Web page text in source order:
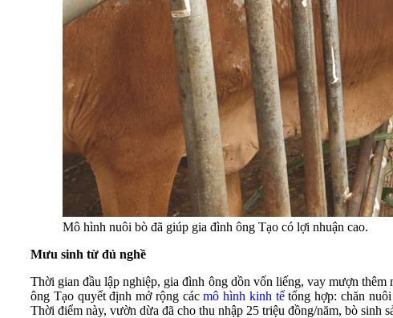
Mô hình nuôi bò đã giúp gia đình ông Tạo có lợi nhuận cao.
Mưu sinh từ đủ nghề
Thời gian đầu lập nghiệp, gia đình ông dồn vốn liếng, vay mượn
ông Tạo quyết định mở rộng cácmô hình kinh tếtổng hợp: chăn nuôi
Thời điểm này, vườn dừa đã cho thu nhập 25 triệu đồng/năm, bò sinh